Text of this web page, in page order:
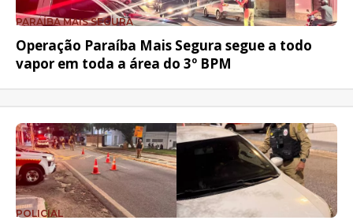
PARAÍBA MAIS SEGURA
Operação Paraíba Mais Segura segue a todo
vapor em toda a área do 3º BPM
POLICIAL